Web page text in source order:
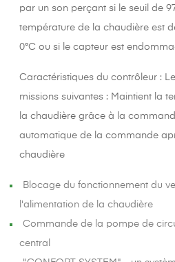
par un son perçant si le seuil de
température de la chaudière est
0°C ou si le capteur est
Caractéristiques du contrôleur :
missions suivantes : Maintient la
la chaudière grâce à la
automatique de la commande
chaudière
Blocage du fonctionnement du
l'alimentation de la chaudière
Commande de la pompe de
central